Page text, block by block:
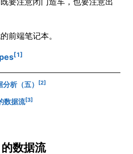
前端笔记本。
[1]
析（五） [2]
数据流[3]
数据流